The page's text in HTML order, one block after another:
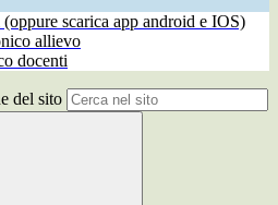
scarica app android e IOS)
allievo
docenti
del sito